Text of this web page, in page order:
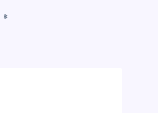
*